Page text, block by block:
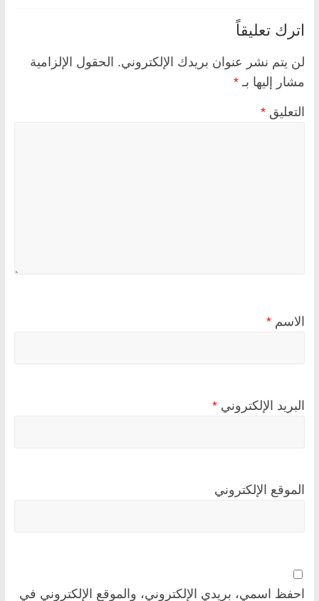
اترك تعليقاً
لن يتم نشر عنوان بريدك الإلكتروني. الحقول الإلزامية
مشار إليها بـ *
التعليق *
الاسم *
البريد الإلكتروني *
الموقع الإلكتروني
احفظ اسمي، بريدي الإلكتروني، والموقع الإلكتروني في